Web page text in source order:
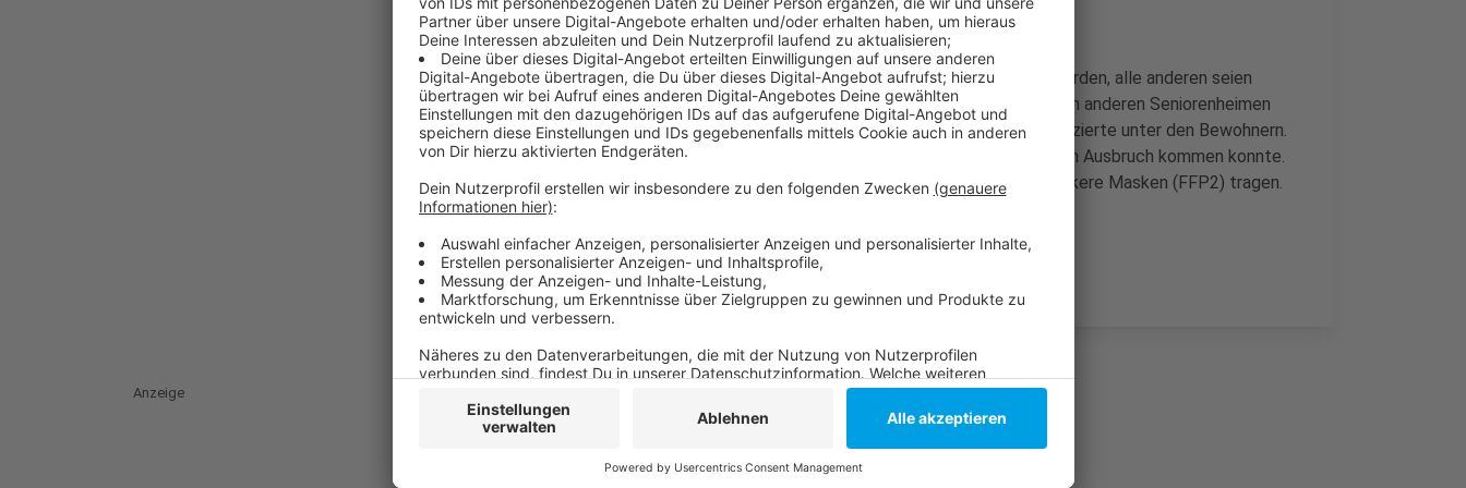
Bisher ist eine Bewohnerin laut Stadt in eine Klinik eingeliefert worden, alle anderen seien
bisher symptomfrei. Es hatte in den letzten Wochen auch schon in anderen Seniorenheimen
Corona-positive Mitarbeiter gegeben, allerdings nicht so viele Infizierte unter den Bewohnern.
Die Stadt untersucht deshalb derzeit, wie es in Benrath zu diesem Ausbruch kommen konnte.
Dort gilt erstmal Besuchsverbot und die Mitarbeiter müssen stärkere Masken (FFP2) tragen.
Anzeige